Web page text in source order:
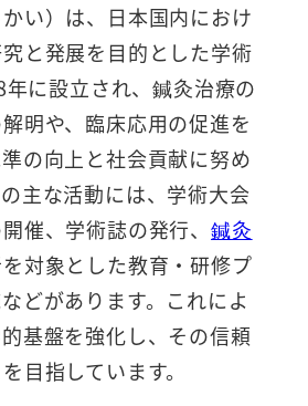
い）は、日本国内におけ
と発展を目的とした学術
に設立され、鍼灸治療の
明や、臨床応用の促進を
の向上と社会貢献に努め
主な活動には、学術大会
催、学術誌の発行、 鍼灸
対象とした教育・研修プ
どがあります。これによ
基盤を強化し、その信頼
目指しています。